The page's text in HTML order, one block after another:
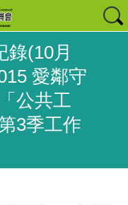
錄(10月
愛鄰守
公共工
3季工作